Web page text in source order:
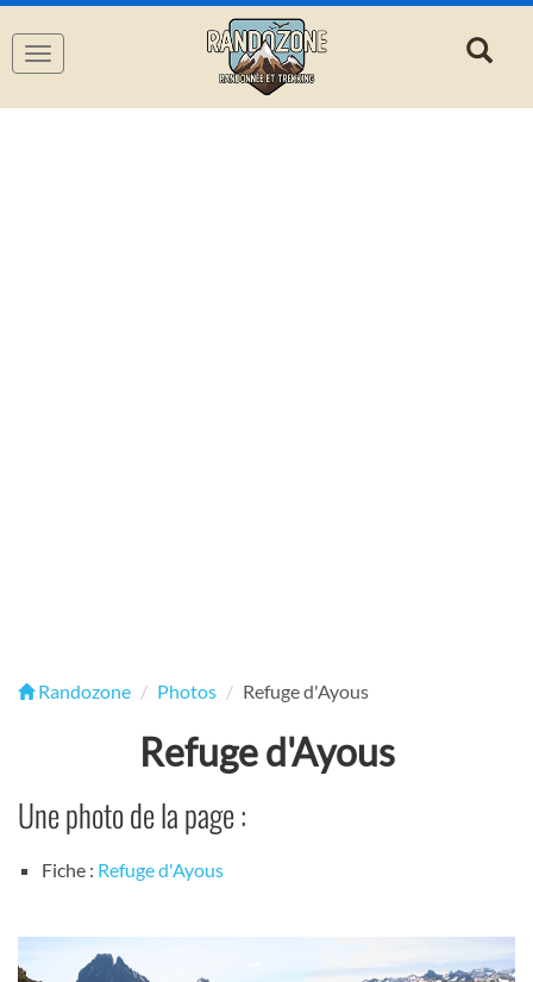
Navigation
Randozone Photos Refuge d'Ayous
Refuge d'Ayous
Une photo de la page :
Fiche : Refuge d'Ayous